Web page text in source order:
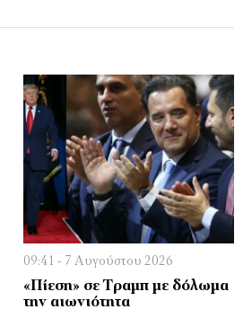
09:41 - 7 Αυγούστου 2026
«Πίεση» σε Τραμπ με δόλωμα
την αιωνιότητα